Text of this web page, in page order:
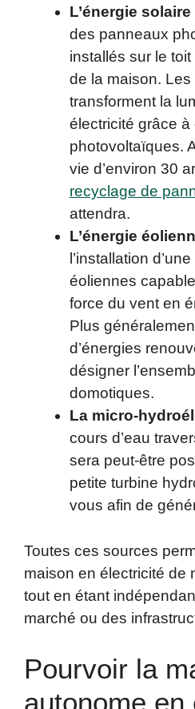
L’énergie solaire
des panneaux
installés sur le
de la maison.
transforment la
électricité grâce à
photovoltaïques.
vie d’environ 30
recyclage de
attendra.
L’énergie
l’installation
éoliennes
force du vent en
Plus
d’énergies
désigner
domotiques.
La micro-
cours d’eau
sera peut-être
petite turbine
vous afin de
Toutes ces sources
maison en électricité de
tout en étant
marché ou des
Pourvoir la
autonome en